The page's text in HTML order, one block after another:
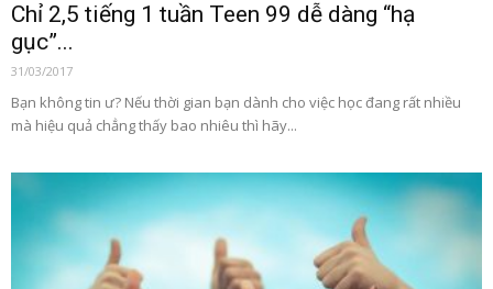
Chỉ 2,5 tiếng 1 tuần Teen 99 dễ dàng “hạ
gục”...
31/03/2017
Bạn không tin ư? Nếu thời gian bạn dành cho việc học đang rất nhiều
mà hiệu quả chẳng thấy bao nhiêu thì hãy...